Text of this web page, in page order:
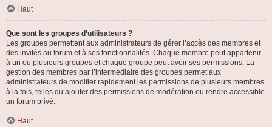
Haut
Que sont les groupes d’utilisateurs ?
Les groupes permettent aux administrateurs de gérer l’accès des membres et
des invités au forum et à ses fonctionnalités. Chaque membre peut appartenir
à un ou plusieurs groupes et chaque groupe peut avoir ses permissions. La
gestion des membres par l’intermédiaire des groupes permet aux
administrateurs de modifier rapidement les permissions de plusieurs membres
à la fois, telles qu’ajouter des permissions de modération ou rendre accessible
un forum privé.
Haut